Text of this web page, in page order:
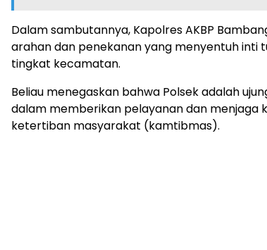
Dalam sambutannya, Kapolres AKBP
arahan dan penekanan yang menyentuh inti
tingkat kecamatan.
Beliau menegaskan bahwa Polsek adalah
dalam memberikan pelayanan dan menjaga
ketertiban masyarakat (kamtibmas).